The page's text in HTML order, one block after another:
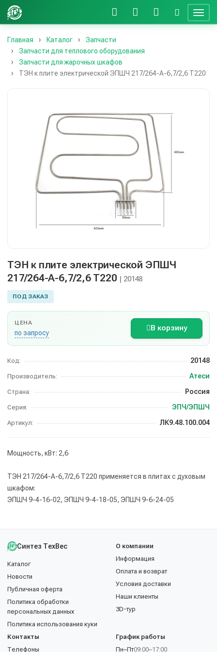
Главная Каталог
Запчасти
Запчасти для теплового оборудования
Запчасти для жарочных шкафов
ТЭН к плите электрической ЭПШЧ 217/264-А-6,7/2,6 Т220
ТЭН к плите электрической ЭПШЧ
217/264-А-6,7/2,6 Т220 | 20148
ПОД ЗАКАЗ
ЦЕНА
по запросу
В корзину
Код: 20148
Производитель: Атеси
Страна: Россия
Серия: ЭПЧ/ЭПШЧ
Артикул: ЛК9.48.100.004
Мощность, кВт: 2,6
ТЭН 217/264-А-6,7/2,6 Т220 применяется в плитах с духовым
шкафом:
ЭПШЧ 9-4-16-02, ЭПШЧ 9-4-18-05, ЭПШЧ 9-6-24-05
Синтез ТехВес
Каталог
Новости
Публичная оферта
Политика обработки
персональных данных
Политика использования куки
О компании
Информация
Оплата и возврат
Условия доставки
Наши клиенты
3D-тур
Контакты
Телефоны
График работы
Пн–Пт09:00–17:00